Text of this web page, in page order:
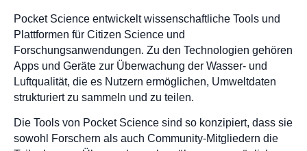
Pocket Science entwickelt wissenschaftliche Tools und
Plattformen für Citizen Science und
Forschungsanwendungen. Zu den Technologien gehören
Apps und Geräte zur Überwachung der Wasser- und
Luftqualität, die es Nutzern ermöglichen, Umweltdaten
strukturiert zu sammeln und zu teilen.
Die Tools von Pocket Science sind so konzipiert, dass sie
sowohl Forschern als auch Community-Mitgliedern die